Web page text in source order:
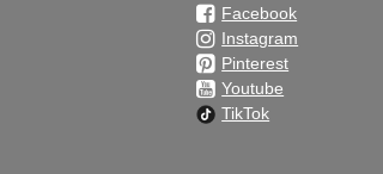
Facebook
Instagram
Pinterest
Youtube
TikTok